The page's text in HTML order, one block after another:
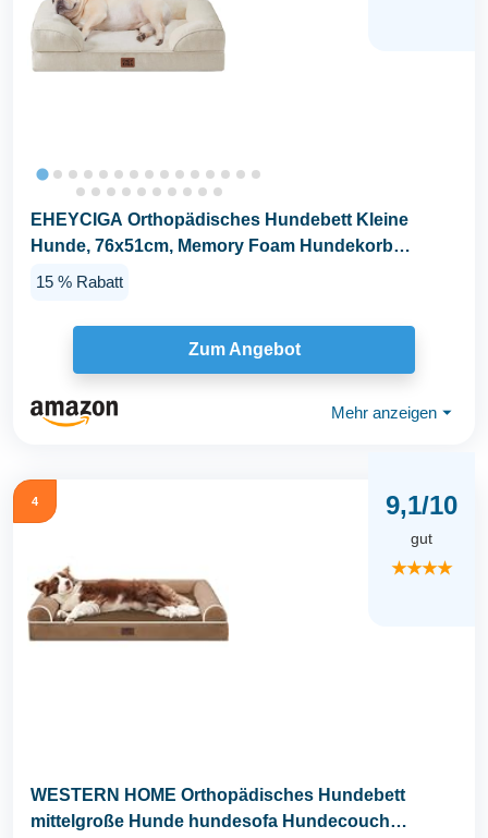
EHEYCIGA Orthopädisches Hundebett Kleine
Hunde, 76x51cm, Memory Foam Hundekorb
Mittelgroße Hunde...
15 % Rabatt
Zum Angebot
Mehr anzeigen ⏷
4 9,1/10
gut
★★★★
WESTERN HOME Orthopädisches Hundebett
mittelgroße Hunde hundesofa Hundecouch